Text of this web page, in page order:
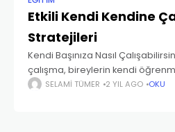
Etkili Kendi Kendine
Stratejileri
Kendi Başınıza Nasıl
çalışma, bireylerin kendi
kontrolünü ellerine almalarını
SELAMI TÜMER 2 YIL AGO OKU